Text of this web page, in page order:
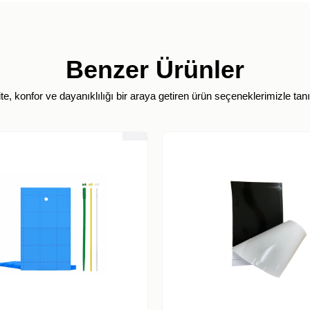
Benzer Ürünler
konfor ve dayanıklılığı bir araya getiren ürün seçeneklerimizle